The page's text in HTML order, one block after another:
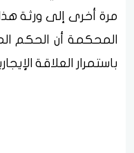
مرة أخرى إلى ورثة
المحكمة أن الحكم
باستمرار العلاقة